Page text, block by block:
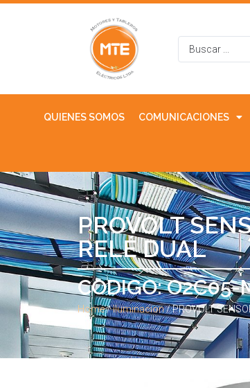
QUIENES SOMOS COMUNICACIONES
PROVOLT
RELÉ DUAL
CODIGO: O2C05-
Home/Iluminacion/ PROVOLT